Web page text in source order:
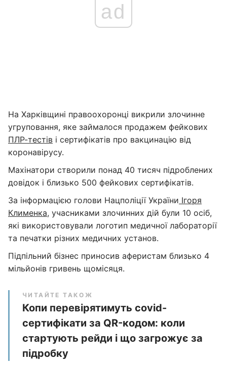
ad
На Харківщині правоохоронці викрили злочинне
угруповання, яке займалося продажем фейкових
ПЛР-тестів і сертифікатів про вакцинацію від
коронавірусу.
Махінатори створили понад 40 тисяч підроблених
довідок і близько 500 фейкових сертифікатів.
За інформацією голови Нацполіції України Ігоря
Клименка, учасниками злочинних дій були 10 осіб,
які використовували логотип медичної лабораторії
та печатки різних медичних установ.
Підпільний бізнес приносив аферистам близько 4
мільйонів гривень щомісяця.
ЧИТАЙТЕ ТАКОЖ
Копи перевірятимуть covid-
сертифікати за QR-кодом: коли
стартують рейди і що загрожує за
підробку